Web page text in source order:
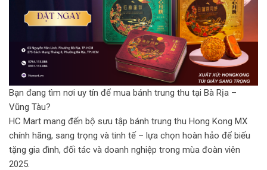
Bạn đang tìm nơi uy tín để mua bánh trung thu tại Bà Rịa –
Vũng Tàu?
HC Mart mang đến bộ sưu tập bánh trung thu Hong Kong MX
chính hãng, sang trọng và tinh tế – lựa chọn hoàn hảo để biếu
tặng gia đình, đối tác và doanh nghiệp trong mùa đoàn viên
2025.